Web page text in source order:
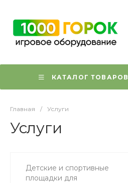
КАТАЛОГ ТОВАРОВ
Главная / Услуги
Услуги
Детские и спортивные
площадки для